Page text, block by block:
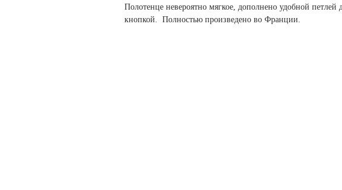
Полотенце невероятно мягкое, дополнено удобной
кнопкой. Полностью произведено во Франции.